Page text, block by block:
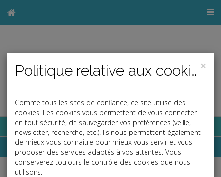
Base documentaire
Les aides à l'embauche
×
Politique relative aux cookies
Comme tous les sites de confiance, ce site utilise des
cookies. Les cookies vous permettent de vous connecter
en tout sécurité, de sauvegarder vos préférences (veille,
newsletter, recherche, etc.). Ils nous permettent également
de mieux vous connaitre pour mieux vous servir et vous
proposer des services adaptés à vos attentes. Vous
conserverez toujours le contrôle des cookies que nous
utilisons.